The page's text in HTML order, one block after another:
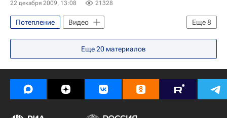
22 декабря 2009, 13:08 21328
Еще8
Потепление
Видео
Итоги климатического саммита в Копенгагене: реакции и комментарии
Москва
Копенгаген
Климат
Экология
Россия
Еще20 материалов